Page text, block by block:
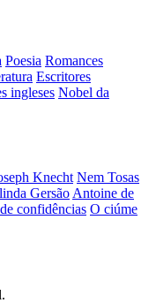
Poesia Romances
Escritores
ingleses Nobel da
Knecht Nem Tosas
Gersão Antoine de
confidências O ciúme